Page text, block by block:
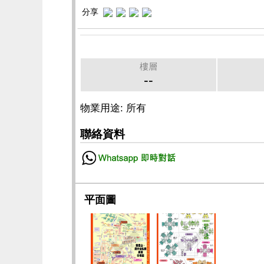
分享
樓層
--
物業用途: 所有
聯絡資料
平面圖